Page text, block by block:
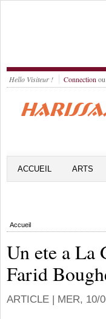
Hello Visiteur ! Connection ou
ACCUEIL ARTS
Accueil
Un ete a La
Farid
ARTICLE | MER, 10/